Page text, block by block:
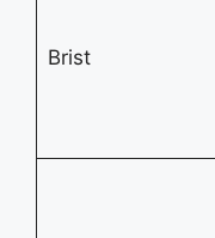
Brist